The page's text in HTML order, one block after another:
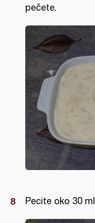
pečete.
Pecite oko 30